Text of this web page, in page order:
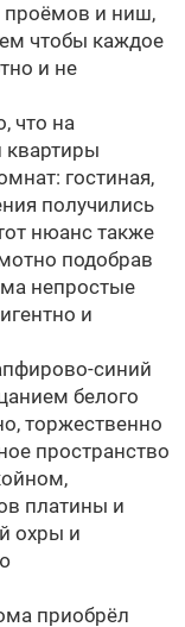
проёмов и ниш,
чтобы каждое
и не
что на
квартиры
гостиная,
получились
нюанс также
подобрав
непростые
и
синий
белого
торжественно
пространство
платины и
охры и
приобрёл